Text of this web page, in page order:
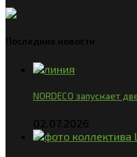
Последние новости
NORDECO запускает
02.07.2026